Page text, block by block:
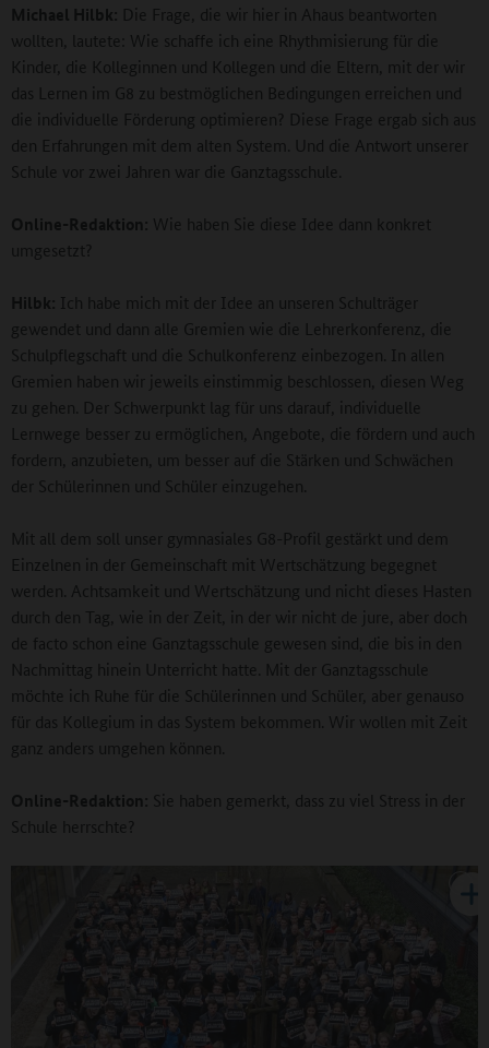
Michael Hilbk: Die Frage, die wir hier in Ahaus beantworten
wollten, lautete: Wie schaffe ich eine Rhythmisierung für die
Kinder, die Kolleginnen und Kollegen und die Eltern, mit der wir
das Lernen im G8 zu bestmöglichen Bedingungen erreichen und
die individuelle Förderung optimieren? Diese Frage ergab sich aus
den Erfahrungen mit dem alten System. Und die Antwort unserer
Schule vor zwei Jahren war die Ganztagsschule.
Online-Redaktion: Wie haben Sie diese Idee dann konkret
umgesetzt?
Hilbk: Ich habe mich mit der Idee an unseren Schulträger
gewendet und dann alle Gremien wie die Lehrerkonferenz, die
Schulpflegschaft und die Schulkonferenz einbezogen. In allen
Gremien haben wir jeweils einstimmig beschlossen, diesen Weg
zu gehen. Der Schwerpunkt lag für uns darauf, individuelle
Lernwege besser zu ermöglichen, Angebote, die fördern und auch
fordern, anzubieten, um besser auf die Stärken und Schwächen
der Schülerinnen und Schüler einzugehen.
Mit all dem soll unser gymnasiales G8-Profil gestärkt und dem
Einzelnen in der Gemeinschaft mit Wertschätzung begegnet
werden. Achtsamkeit und Wertschätzung und nicht dieses Hasten
durch den Tag, wie in der Zeit, in der wir nicht de jure, aber doch
de facto schon eine Ganztagsschule gewesen sind, die bis in den
Nachmittag hinein Unterricht hatte. Mit der Ganztagsschule
möchte ich Ruhe für die Schülerinnen und Schüler, aber genauso
für das Kollegium in das System bekommen. Wir wollen mit Zeit
ganz anders umgehen können.
Online-Redaktion:
Sie haben gemerkt, dass zu viel Stress in der
Schule herrschte?